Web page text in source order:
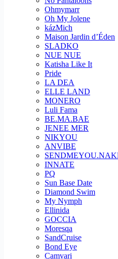
Ohmymarr
Oh My Jolene
kázMich
Maison Jardin d’Éden
SLADKO
NUE NUE
Katisha Like It
Pride
LA DEA
ELLE LAND
MONERO
Luli Fama
BE.MA.BAE
JENEE MER
NIKYOU
ANVIBE
INNATE
PQ
Sun Base Date
Diamond Swim
My Nymph
Ellinida
GOCCIA
Moresqa
SandCruise
Bond Eye
Camvari